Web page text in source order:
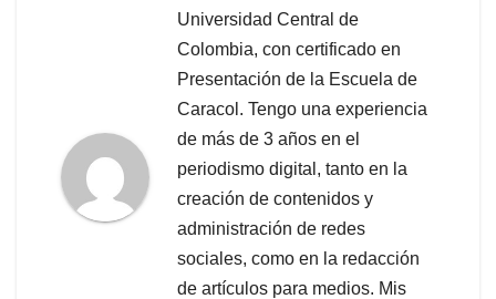
Universidad Central de
Colombia, con certificado en
Presentación de la Escuela de
Caracol. Tengo una experiencia
de más de 3 años en el
periodismo digital, tanto en la
creación de contenidos y
administración de redes
sociales, como en la redacción
de artículos para medios. Mis